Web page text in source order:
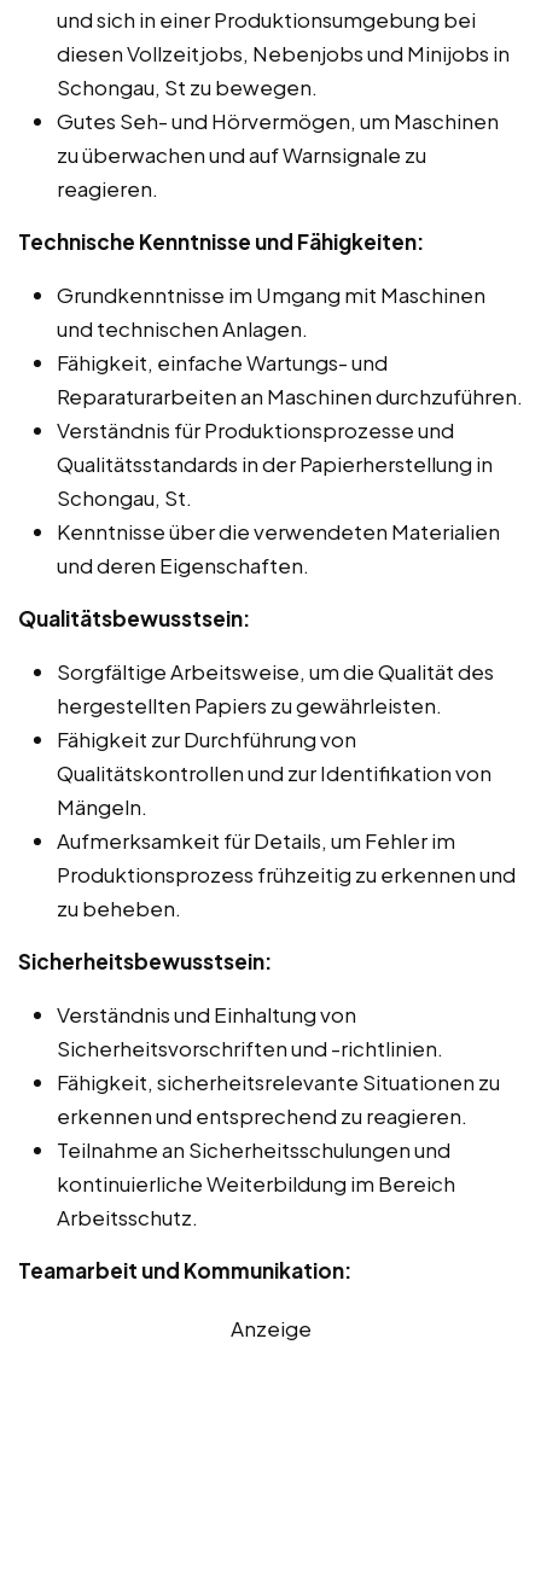
und sich in einer Produktionsumgebung bei
diesen Vollzeitjobs, Nebenjobs und Minijobs in
Schongau, St zu bewegen.
Gutes Seh- und Hörvermögen, um Maschinen
zu überwachen und auf Warnsignale zu
reagieren.
Technische Kenntnisse und Fähigkeiten:
Grundkenntnisse im Umgang mit Maschinen
und technischen Anlagen.
Fähigkeit, einfache Wartungs- und
Reparaturarbeiten an Maschinen durchzuführen.
Verständnis für Produktionsprozesse und
Qualitätsstandards in der Papierherstellung in
Schongau, St.
Kenntnisse über die verwendeten Materialien
und deren Eigenschaften.
Qualitätsbewusstsein:
Sorgfältige Arbeitsweise, um die Qualität des
hergestellten Papiers zu gewährleisten.
Fähigkeit zur Durchführung von
Qualitätskontrollen und zur Identifikation von
Mängeln.
Aufmerksamkeit für Details, um Fehler im
Produktionsprozess frühzeitig zu erkennen und
zu beheben.
Sicherheitsbewusstsein:
Verständnis und Einhaltung von
Sicherheitsvorschriften und -richtlinien.
Fähigkeit, sicherheitsrelevante Situationen zu
erkennen und entsprechend zu reagieren.
Teilnahme an Sicherheitsschulungen und
kontinuierliche Weiterbildung im Bereich
Arbeitsschutz.
Teamarbeit und Kommunikation:
Anzeige